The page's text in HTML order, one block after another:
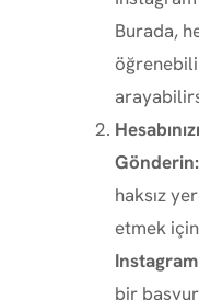
Burada,
Gönderin:
haksız
etmek
Instagram
bir